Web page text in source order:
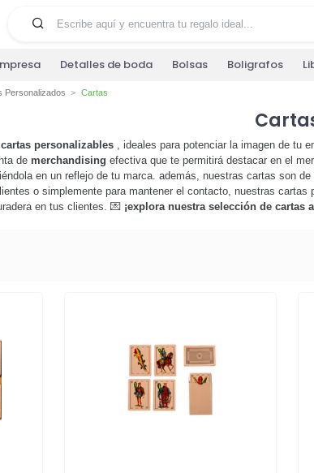
Detalles de boda Bolsas Boligrafos
Personalizados Cartas
cartas personalizables , ideales para potenciar la imagen de tu
de merchandising efectiva que te permitirá destacar en el
en un reflejo de tu marca. además, nuestras cartas son
o simplemente para mantener el contacto, nuestras
en tus clientes. 💌 ¡explora nuestra selección de